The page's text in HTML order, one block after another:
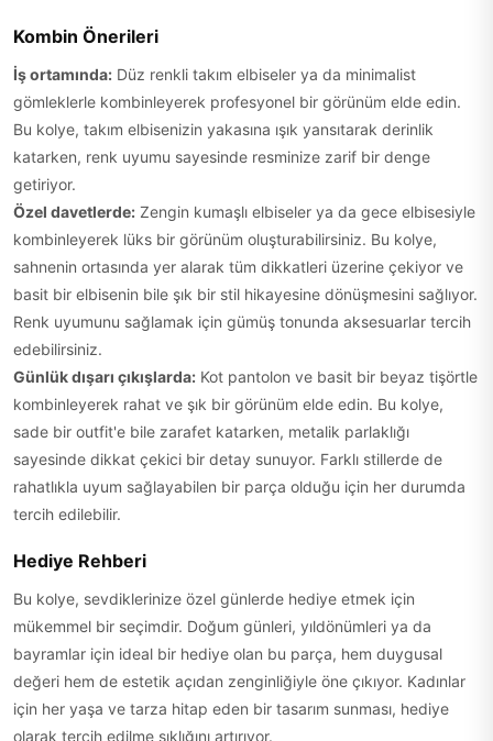
Kombin Önerileri
İş ortamında: Düz renkli takım elbiseler ya da minimalist
gömleklerle kombinleyerek profesyonel bir görünüm elde edin.
Bu kolye, takım elbisenizin yakasına ışık yansıtarak derinlik
katarken, renk uyumu sayesinde resminize zarif bir denge
getiriyor.
Özel davetlerde: Zengin kumaşlı elbiseler ya da gece elbisesiyle
kombinleyerek lüks bir görünüm oluşturabilirsiniz. Bu kolye,
sahnenin ortasında yer alarak tüm dikkatleri üzerine çekiyor ve
basit bir elbisenin bile şık bir stil hikayesine dönüşmesini sağlıyor.
Renk uyumunu sağlamak için gümüş tonunda aksesuarlar tercih
edebilirsiniz.
Günlük dışarı çıkışlarda: Kot pantolon ve basit bir beyaz tişörtle
kombinleyerek rahat ve şık bir görünüm elde edin. Bu kolye,
sade bir outfit'e bile zarafet katarken, metalik parlaklığı
sayesinde dikkat çekici bir detay sunuyor. Farklı stillerde de
rahatlıkla uyum sağlayabilen bir parça olduğu için her durumda
tercih edilebilir.
Hediye Rehberi
Bu kolye, sevdiklerinize özel günlerde hediye etmek için
mükemmel bir seçimdir. Doğum günleri, yıldönümleri ya da
bayramlar için ideal bir hediye olan bu parça, hem duygusal
değeri hem de estetik açıdan zenginliğiyle öne çıkıyor. Kadınlar
için her yaşa ve tarza hitap eden bir tasarım sunması, hediye
olarak tercih edilme sıklığını artırıyor.